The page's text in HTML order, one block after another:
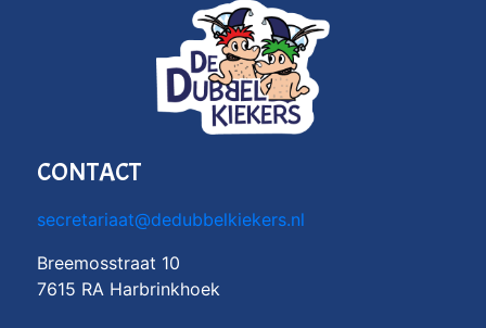
CONTACT
secretariaat@dedubbelkiekers.nl
Breemosstraat 10
7615 RA Harbrinkhoek